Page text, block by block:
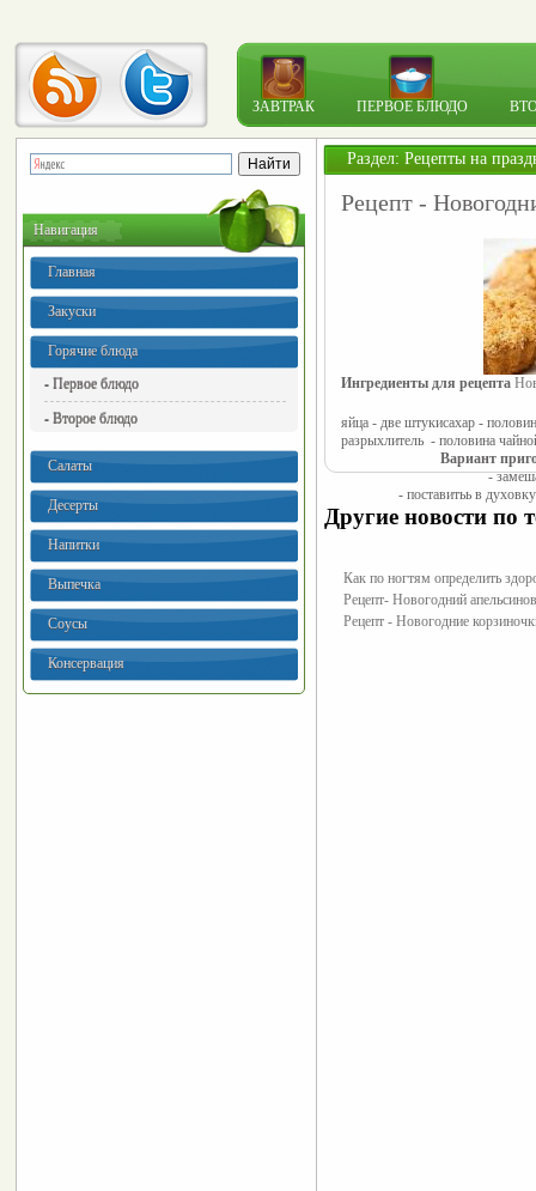
ЗАВТРАК ПЕРВОЕ БЛЮДО
Навигация
Главная
Закуски
Горячие блюда
- Первое блюдо
- Второе блюдо
Салаты
Десерты
Напитки
Выпечка
Соусы
Консервация
Раздел: Рецепты на
Рецепт -
Ингредиенты для рецепта
яйца - две штукисахар -
разрыхлитель - половина
Вариант
-
- поставитьь в
Другие новости по
Как по ногтям определить
Рецепт- Новогодний
Рецепт - Новогодние